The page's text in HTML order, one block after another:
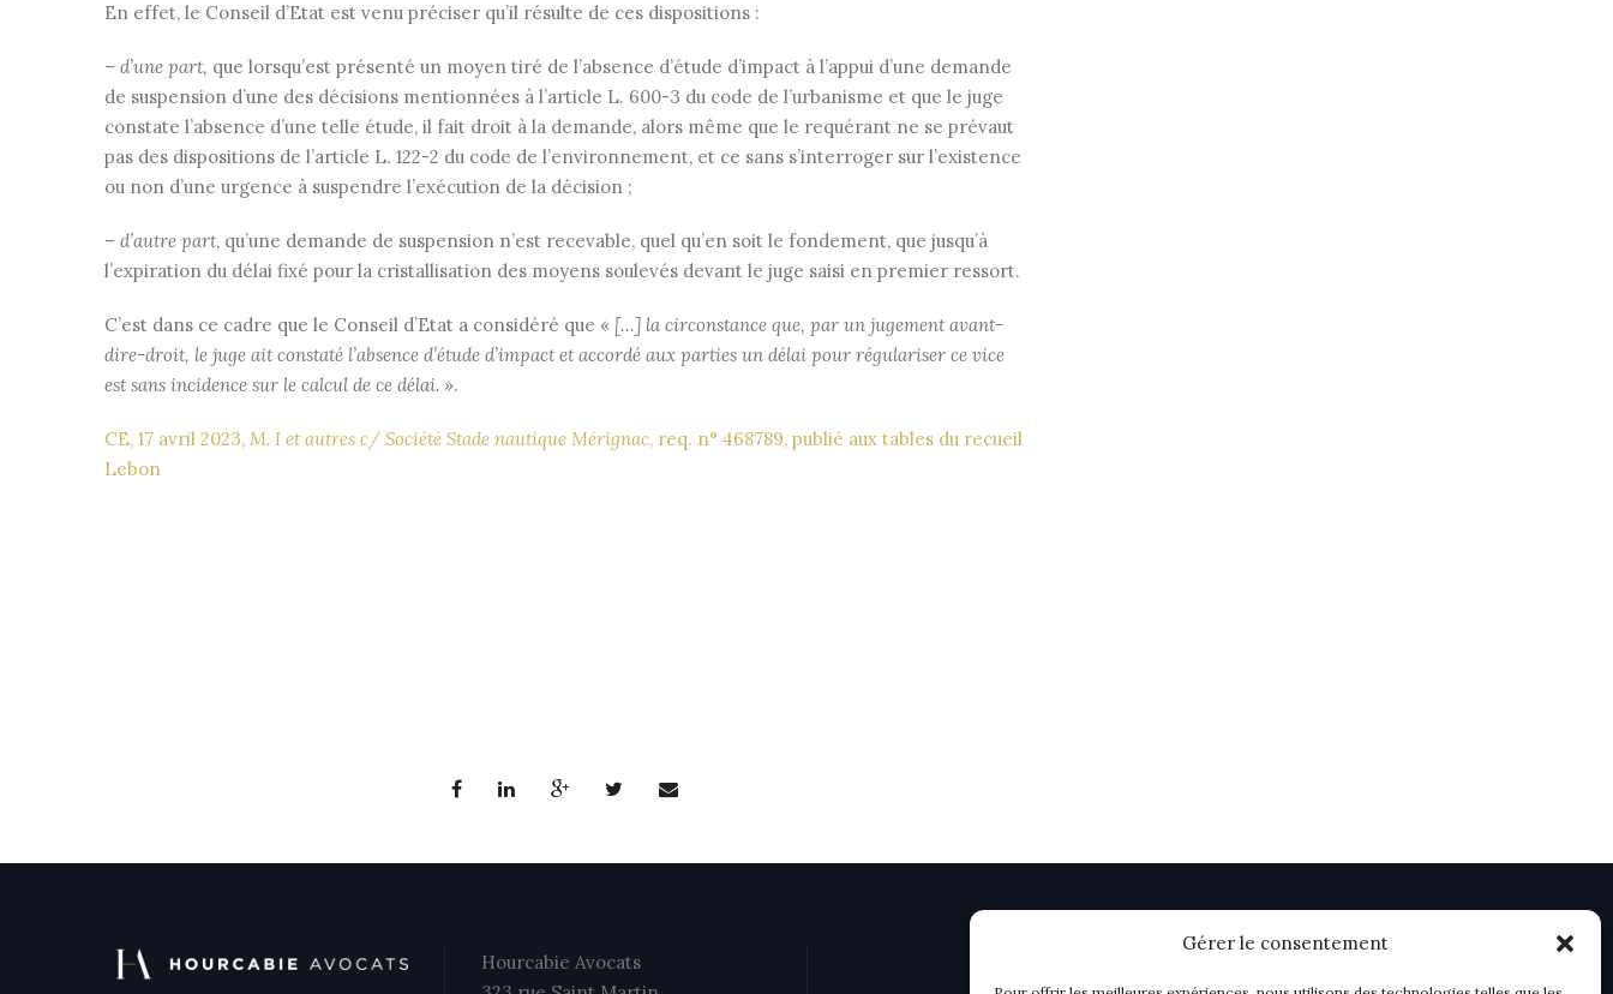
Gérer le consentement
En effet, le Conseil d’Etat est venu préciser qu’il résulte de ces dispositions :
– d’une part, que lorsqu’est présenté un moyen tiré de l’absence d’étude d’impact à l’appui d’une demande
de suspension d’une des décisions mentionnées à l’article L. 600-3 du code de l’urbanisme et que le juge
constate l’absence d’une telle étude, il fait droit à la demande, alors même que le requérant ne se prévaut
pas des dispositions de l’article L. 122-2 du code de l’environnement, et ce sans s’interroger sur l’existence
ou non d’une urgence à suspendre l’exécution de la décision ;
– d’autre part, qu’une demande de suspension n’est recevable, quel qu’en soit le fondement, que jusqu’à
l’expiration du délai fixé pour la cristallisation des moyens soulevés devant le juge saisi en premier ressort.
C’est dans ce cadre que le Conseil d’Etat a considéré que « […] la circonstance que, par un jugement avant-
dire-droit, le juge ait constaté l’absence d’étude d’impact et accordé aux parties un délai pour régulariser ce vice
est sans incidence sur le calcul de ce délai. ».
CE, 17 avril 2023, M. I et autres c/ Société Stade nautique Mérignac, req. n° 468789, publié aux tables du recueil
Lebon
Hourcabie Avocats